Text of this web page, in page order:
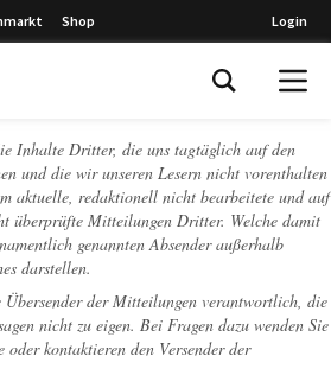
Shop Login
Inhalte Dritter, die uns tagtäglich auf den
und die wir unseren Lesern nicht vorenthalten
aktuelle, redaktionell nicht bearbeitete und auf
überprüfte Mitteilungen Dritter. Welche damit
genannten Absender außerhalb
darstellen.
der Mitteilungen verantwortlich, die
nicht zu eigen. Bei Fragen dazu wenden Sie
oder kontaktieren den Versender der